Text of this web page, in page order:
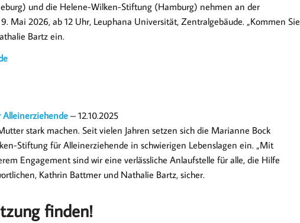
und die Helene-Wilken-Stiftung (Hamburg) nehmen an der
Mai 2026, ab 12 Uhr, Leuphana Universität, Zentralgebäude. „Kommen Sie
Bartz ein.
Alleinerziehende– 12.10.2025
stark machen. Seit vielen Jahren setzen sich die Marianne Bock
Stiftung für Alleinerziehende in schwierigen Lebenslagen ein. „Mit
Engagement sind wir eine verlässliche Anlaufstelle für alle, die Hilfe
Kathrin Battmer und Nathalie Bartz, sicher.
finden!